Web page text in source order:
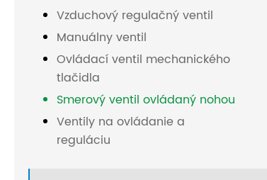
Vzduchový regulačný ventil
Manuálny ventil
Ovládací ventil mechanického
tlačidla
Smerový ventil ovládaný nohou
Ventily na ovládanie a
reguláciu